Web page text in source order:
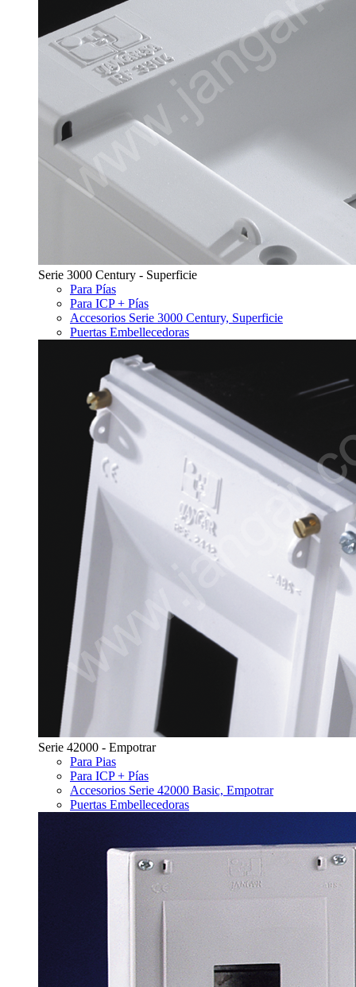
Serie 3000 Century - Superficie
Para Pías
Para ICP + Pías
Accesorios Serie 3000 Century, Superficie
Puertas Embellecedoras
Serie 42000 - Empotrar
Para Pias
Para ICP + Pías
Accesorios Serie 42000 Basic, Empotrar
Puertas Embellecedoras